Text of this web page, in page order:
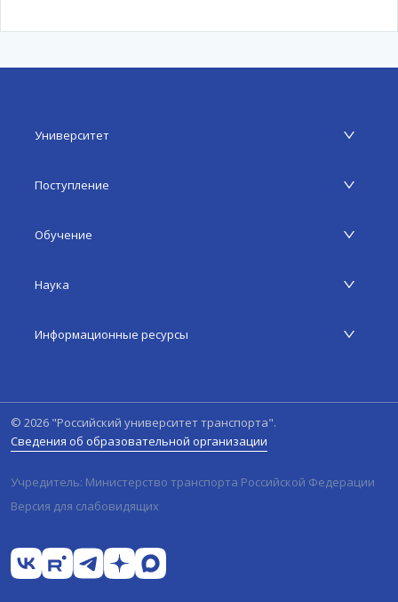
Университет
Поступление
Обучение
Наука
Информационные ресурсы
© 2026 "Российский университет транспорта".
Сведения об образовательной организации
Учредитель: Министерство транспорта Российской Федерации
Версия для слабовидящих